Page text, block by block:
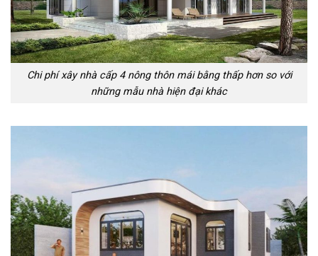
Chi phí xây nhà cấp 4 nông thôn mái bằng thấp hơn so với
những mẫu nhà hiện đại khác